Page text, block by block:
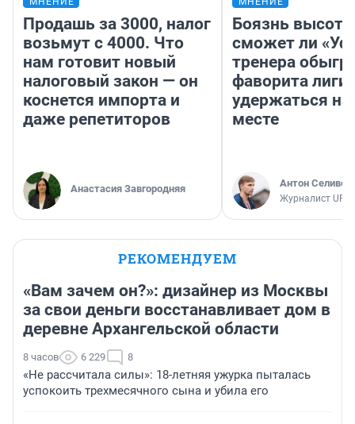
Продашь за 3000, налог
возьмут с 4000. Что
нам готовит новый
налоговый закон — он
коснется импорта и
даже репетиторов
Анастасия Завгородняя
Боязнь
сможет ли
тренера
фаворита лиги
удержаться
месте
Антон
Журналист
РЕКОМЕНДУЕМ
«Вам зачем он?»: дизайнер из Москвы
за свои деньги восстанавливает дом в
деревне Архангельской области
8 часов 6 229 8
«Не рассчитала силы»: 18-летняя ужурка пыталась
успокоить трехмесячного сына и убила его